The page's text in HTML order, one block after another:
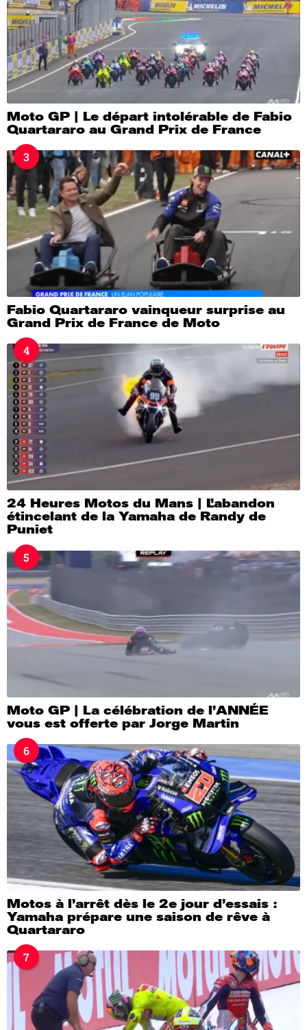
Moto GP | Le départ intolérable de Fabio
Quartararo au Grand Prix de France
3
Fabio Quartararo vainqueur surprise au
Grand Prix de France de Moto
4
24 Heures Motos du Mans | L’abandon
étincelant de la Yamaha de Randy de
Puniet
5
Moto GP | La célébration de l’ANNÉE
vous est offerte par Jorge Martin
6
Motos à l’arrêt dès le 2e jour d’essais :
Yamaha prépare une saison de rêve à
Quartararo
7